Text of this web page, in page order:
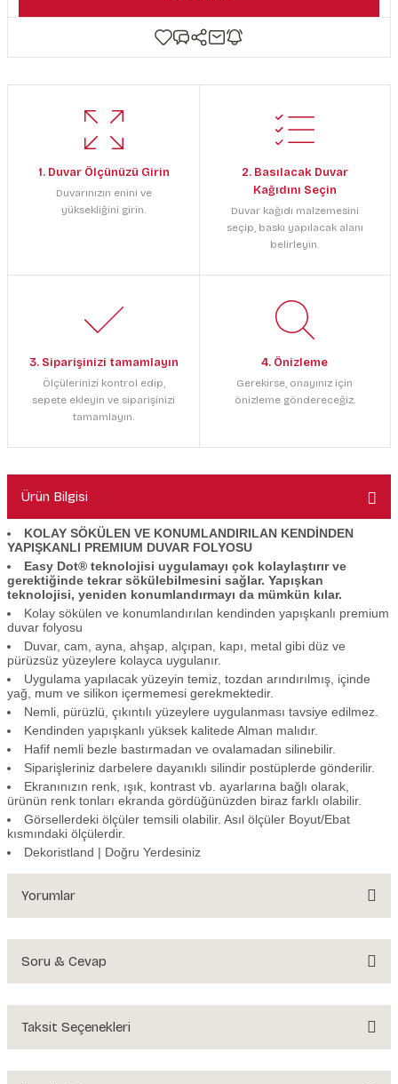
1. Duvar Ölçünüzü Girin
Duvarınızın enini ve
yüksekliğini girin.
2. Basılacak Duvar
Kağıdını Seçin
Duvar kağıdı malzemesini
seçip, baskı yapılacak alanı
belirleyin.
3. Siparişinizi tamamlayın
Ölçülerinizi kontrol edip,
sepete ekleyin ve siparişinizi
tamamlayın.
4. Önizleme
Gerekirse, onayınız için
önizleme göndereceğiz.
Ürün Bilgisi
KOLAY SÖKÜLEN VE KONUMLANDIRILAN KENDİNDEN
YAPIŞKANLI PREMIUM DUVAR FOLYOSU
Easy Dot® teknolojisi uygulamayı çok kolaylaştırır ve
gerektiğinde tekrar sökülebilmesini sağlar. Yapışkan
teknolojisi, yeniden konumlandırmayı da mümkün kılar.
Kolay sökülen ve konumlandırılan kendinden yapışkanlı premium
duvar folyosu
Duvar, cam, ayna, ahşap, alçıpan, kapı, metal gibi düz ve
pürüzsüz yüzeylere kolayca uygulanır.
Uygulama yapılacak yüzeyin temiz, tozdan arındırılmış, içinde
yağ, mum ve silikon içermemesi gerekmektedir.
Nemli, pürüzlü, çıkıntılı yüzeylere uygulanması tavsiye edilmez.
Kendinden yapışkanlı yüksek kalitede Alman malıdır.
Hafif nemli bezle bastırmadan ve ovalamadan silinebilir.
Siparişleriniz darbelere dayanıklı silindir postüplerde gönderilir.
Ekranınızın renk, ışık, kontrast vb. ayarlarına bağlı olarak,
ürünün renk tonları ekranda gördüğünüzden biraz farklı olabilir.
Görsellerdeki ölçüler temsili olabilir. Asıl ölçüler Boyut/Ebat
kısmındaki ölçülerdir.
Dekoristland | Doğru Yerdesiniz
Yorumlar
Soru & Cevap
Ürün hakkında henüz soru sorulmamış.
Taksit Seçenekleri